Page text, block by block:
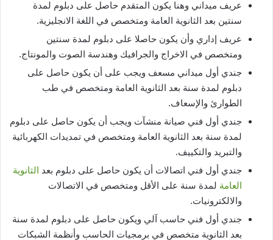
عريف ميداني وهنا يكون المتقدم حاصل على دبلوم لمدة
سنتين بعد الثانوية العامة ومتخصص في اللغة الانجليزية.
عريف إداري وأن يكون حاصلا على دبلوم لمدة سنتين
ومتخصص في الاخراج والجرافيك وهندسة الصوت والمونتاج.
جندي أول ميداني مسعف ويجب على أن يكون حاصل على
دبلوم لمدة سنة بعد الثانوية العامة ومتخصص في طب
الطوارئ والإسعاف.
جندي أول فني صيانة منشآت ويجب أن يكون حاصل على دبلوم
لمدة سنة بعد الثانوية العامة ومتخصص في تمديدات الكهربائية
والتبريد والتكييف.
جندي أول فني اتصالات أن يكون حاصل على دبلوم بعد الثانوية
العامة لمدة سنة على الأقل ومتخصص في الاتصالات
والالكترونيات.
جندي أول فني حاسب آلي ويكون حاصل على دبلوم لمدة سنة
بعد الثانوية متخصص في برمجيات الحاسب وأنظمة الشبكات